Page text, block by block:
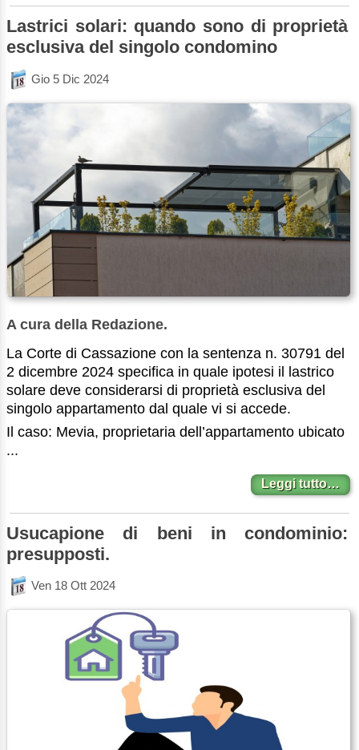
Lastrici solari: quando sono di proprietà
esclusiva del singolo condomino
Gio 5 Dic 2024
A cura della Redazione.
La Corte di Cassazione con la sentenza n. 30791 del
2 dicembre 2024 specifica in quale ipotesi il lastrico
solare deve considerarsi di proprietà esclusiva del
singolo appartamento dal quale vi si accede.
Il caso: Mevia, proprietaria dell’appartamento ubicato
...
Leggi tutto…
Usucapione di beni in condominio:
presupposti.
Ven 18 Ott 2024